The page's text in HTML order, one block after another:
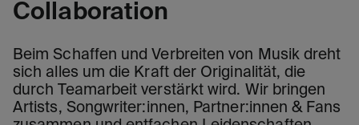
Collaboration
Beim Schaffen und Verbreiten von Musik dreht
sich alles um die Kraft der Originalität, die
durch Teamarbeit verstärkt wird. Wir bringen
Artists, Songwriter:innen, Partner:innen & Fans